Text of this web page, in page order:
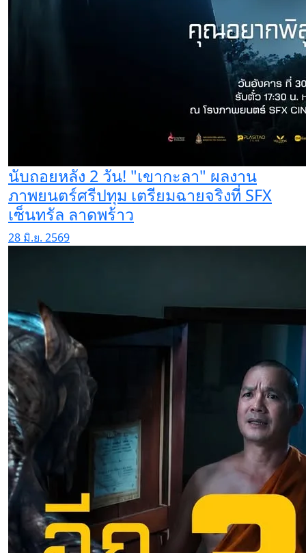
นับถอยหลัง 2 วัน! "เขากะลา" ผลงาน
ภาพยนตร์ศรีปทุม เตรียมฉายจริงที่ SFX
เซ็นทรัล ลาดพร้าว
28 มิ.ย. 2569